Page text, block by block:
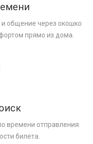
общение через окошко
прямо из дома.
времени отправления
билета.